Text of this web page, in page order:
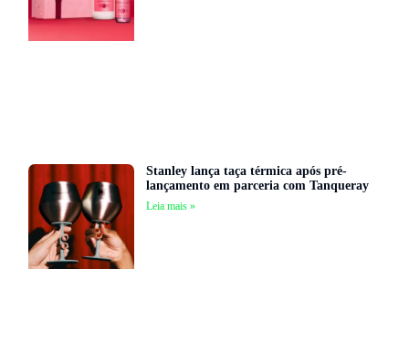
Stanley lança taça térmica após pré-
lançamento em parceria com Tanqueray
Leia mais »